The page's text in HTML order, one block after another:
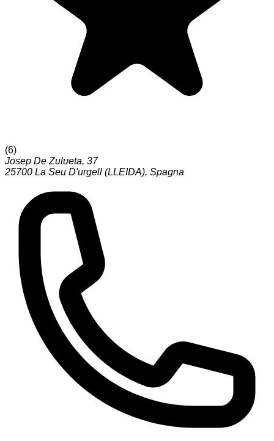
(6)
Josep De Zulueta, 37
25700 La Seu D'urgell (LLEIDA), Spagna